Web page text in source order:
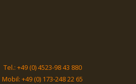
Tel.: +49 (0) 4523-98 43 880
Mobil: +49 (0) 173-248 22 65